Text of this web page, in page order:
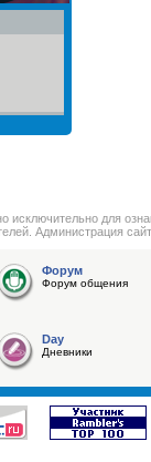
исключительно для
Администрация
Форум
Форум общения
Day
Дневники